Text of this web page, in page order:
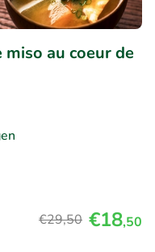
miso au coeur de
€29,50 €18,50